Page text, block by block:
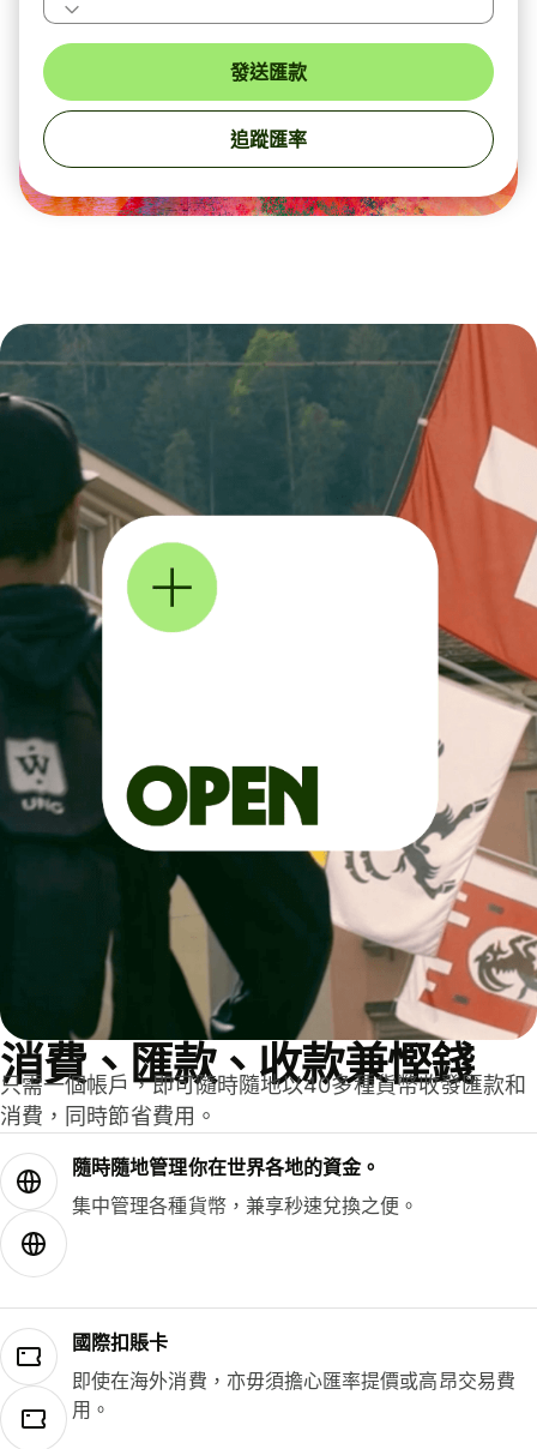
發送匯款
追蹤匯率
消費、匯款、收款兼慳錢
只需一個帳戶，即可隨時隨地以40多種貨幣收發匯款和
消費，同時節省費用。
隨時隨地管理你在世界各地的資金。
集中管理各種貨幣，兼享秒速兌換之便。
國際扣賬卡
即使在海外消費，亦毋須擔心匯率提價或高昂交易費
用。